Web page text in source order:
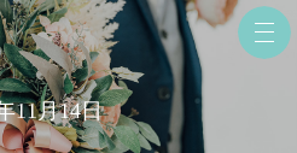
11月14日